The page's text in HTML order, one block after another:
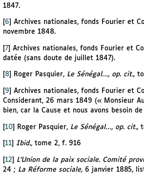
1847.
6
Archives nationales, fonds Fourier et
novembre 1848.
[7] Archives nationales, fonds Fourier et
datée (sans doute de juillet 1847).
8] Roger Pasquier, Le Sénégal…, op. cit.,
9
Archives nationales, fonds Fourier et
Considerant, 26 mars 1849 (« Monsieur
bien, car la Cause et nous avons besoin de
[10] Roger Pasquier, Le Sénégal…, op. cit.,
11] Ibid., tome 2, f. 916
[12] L’Union de la paix sociale. Comité
24 ; La Réforme sociale, 6 janvier 1885,